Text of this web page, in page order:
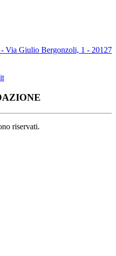
Via Giulio Bergonzoli, 1 - 20127
riservati.